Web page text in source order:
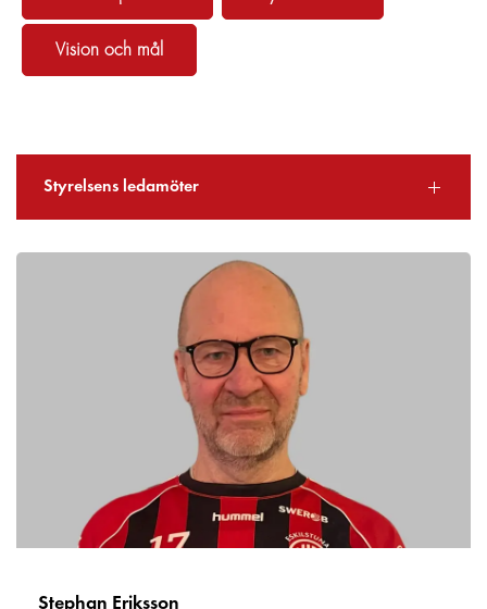
Vision och mål
Styrelsens ledamöter
Stephan Eriksson